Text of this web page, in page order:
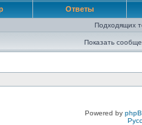
Ответы
Подходящих
Показать
Powered by